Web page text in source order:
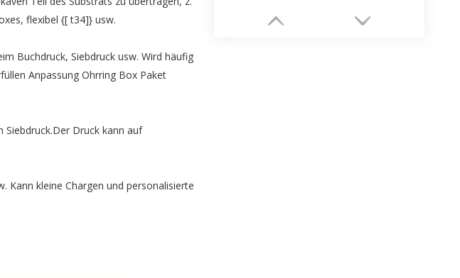
flexibel {[ t34]} usw.
Buchdruck, Siebdruck usw. Wird häufig
Anpassung Ohrring Box Paket
Druck kann auf
Kann kleine Chargen und personalisierte